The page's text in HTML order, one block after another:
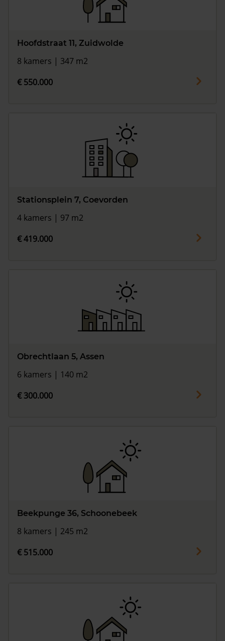
Hoofdstraat 11, Zuidwolde
8 kamers | 347 m2
€ 550.000
Stationsplein 7, Coevorden
4 kamers | 97 m2
€ 419.000
Obrechtlaan 5, Assen
6 kamers | 140 m2
€ 300.000
Beekpunge 36, Schoonebeek
8 kamers | 245 m2
€ 515.000